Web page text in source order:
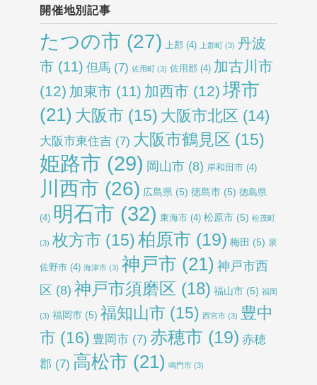
開催地別記事
たつの市 (27) 上郡 (4) 上郡町 (3) 丹波
市 (11) 但馬 (7) 佐用町 (3) 佐用郡 (4) 加古川市
(12) 加東市 (11) 加西市 (12) 堺市
(21) 大阪市 (15) 大阪市北区 (14)
大阪市東住吉 (7) 大阪市鶴見区 (15)
姫路市 (29) 岡山市 (8) 岸和田市 (4)
川西市 (26) 広島県 (5) 徳島市 (5) 徳島県
(4) 明石市 (32) 東海市 (4) 松原市 (5) 松茂町
(3) 枚方市 (15)柏原市 (19) 梅田 (5) 泉
佐野市 (4) 海津市 (3) 神戸市 (21) 神戸市西
区 (8) 神戸市須磨区 (18) 福山市 (5) 福岡
(3) 福岡市 (5) 福知山市 (15) 西宮市 (3) 豊中
市 (16) 豊岡市 (7) 赤穂市 (19) 赤穂
郡 (7) 高松市 (21) 鳴門市 (3)